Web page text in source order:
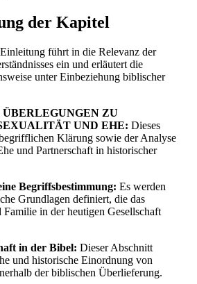
der Kapitel
führt in die Relevanz der
ein und erläutert die
unter Einbeziehung biblischer
ZU
UND EHE: Dieses
Klärung sowie der Analyse
und Partnerschaft in historischer
Begriffsbestimmung: Es werden
Grundlagen definiert, die das
Familie in der heutigen Gesellschaft
in der Bibel: Dieser Abschnitt
und historische Einordnung von
der biblischen Überlieferung.